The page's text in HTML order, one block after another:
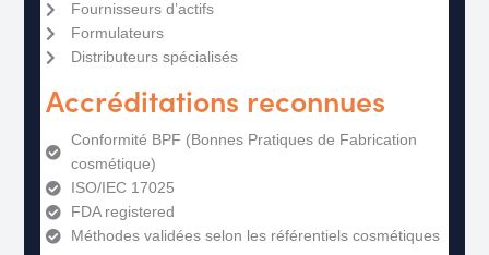
Fournisseurs d’actifs
Formulateurs
Distributeurs spécialisés
Accréditations reconnues
Conformité BPF (Bonnes Pratiques de Fabrication
cosmétique)
ISO/IEC 17025​
FDA registered​
Méthodes validées selon les référentiels cosmétiques